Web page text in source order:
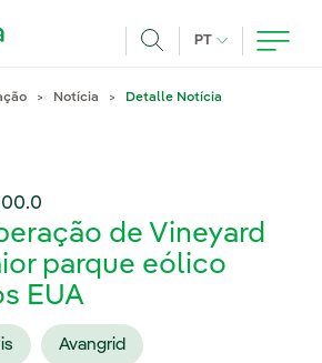
PT IDIOMA ATUAL,
Notícia Detalle Notícia
de Vineyard
parque eólico
EUA
Avangrid